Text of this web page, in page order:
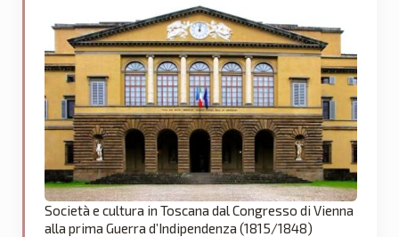
Società e cultura in Toscana dal Congresso di Vienna
alla prima Guerra d’Indipendenza (1815/1848)